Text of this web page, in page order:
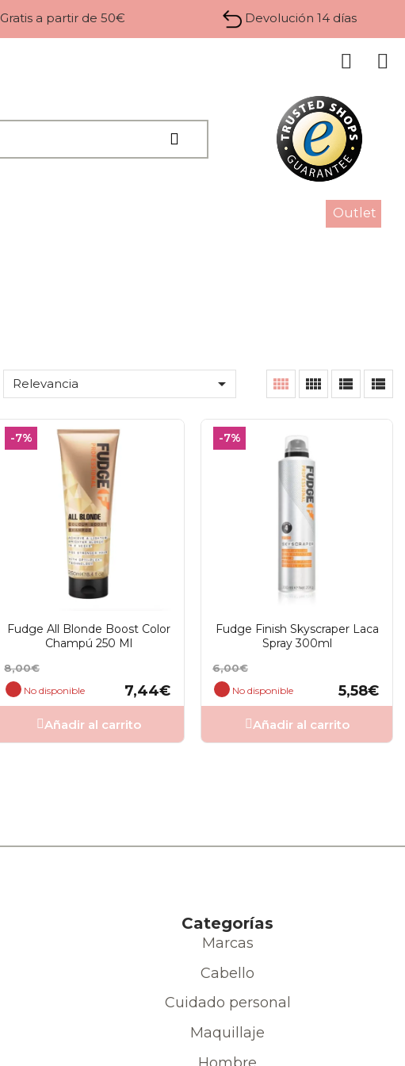
Gratis a partir de 50€ Devolución 14 días
Outlet
Relevancia     
-7%
Fudge All Blonde Boost Color
Champú 250 Ml
Precio
base
8,00€
No disponible
Precio
7,44€
Añadir al carrito
-7%
Fudge Finish Skyscraper Laca
Spray 300ml
Precio
base
6,00€
No disponible
Precio
5,58€
Añadir al carrito
Categorías
Marcas
Cabello
Cuidado personal
Maquillaje